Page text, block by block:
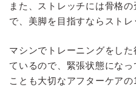
また、ストレッチには骨格
で、美脚を目指すならストレ
マシンでトレーニングをし
ているので、緊張状態にな
ことも大切なアフターケアの